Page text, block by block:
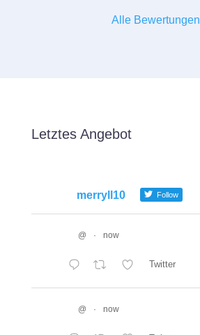
Alle Bewertungen
Letztes Angebot
merryll10 Follow
@ · now
Twitter
@ · now